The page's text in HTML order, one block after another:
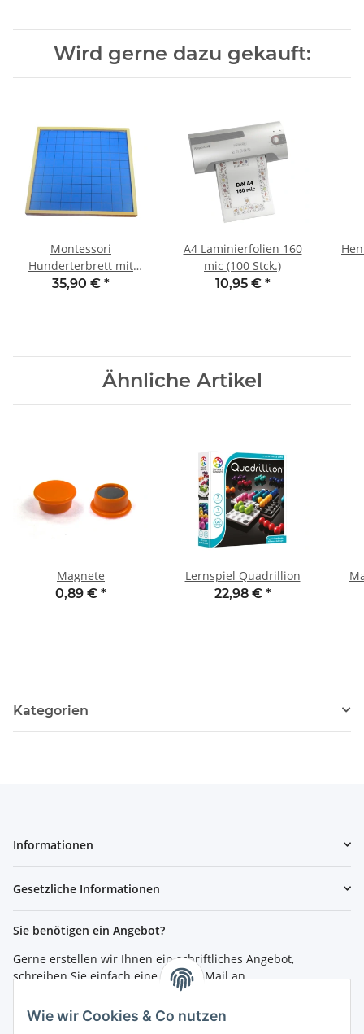
Wird gerne dazu gekauft:
Montessori
Hunderterbrett mit
Kontrolltafel
35,90 € *
A4 Laminierfolien 160
mic (100 Stck.)
10,95 € *
Ähnliche Artikel
Magnete
0,89 € *
Lernspiel Quadrillion
22,98 € *
Kategorien
Informationen
Gesetzliche Informationen
Sie benötigen ein Angebot?
Gerne erstellen wir Ihnen ein schriftliches Angebot,
schreiben Sie einfach eine kurze E-Mail an
Bestellen per Fax oder Tel:
Wie wir Cookies & Co nutzen